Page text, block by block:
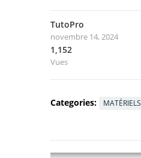
TutoPro
novembre 14, 2024
1,152
Vues
Categories: MATÉRIELS